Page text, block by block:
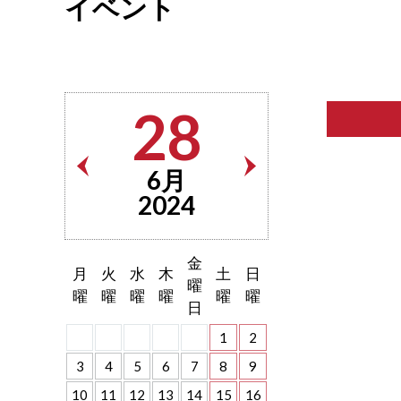
イベント
28
6月
2024
月
曜
火
曜
水
曜
木
曜
金
曜
日
土
曜
日
曜
1
2
3
4 5 6 7 8
9
10
11 12 13 14 15
16